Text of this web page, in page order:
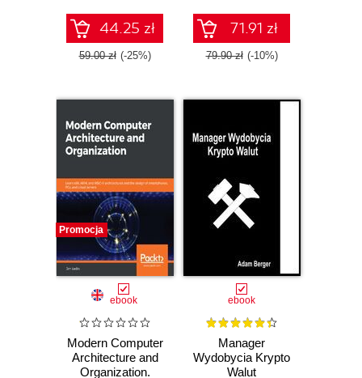
44.25 zł
59.00 zł (-25%)
71.91 zł
79.90 zł (-10%)
Promocja
ebook
Modern Computer
Architecture and
Organization.
ebook
Manager
Wydobycia Krypto
Walut